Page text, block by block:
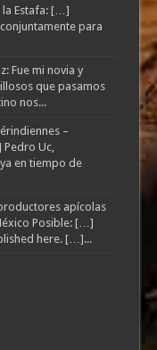
la Estafa: […]
para
Fue mi novia y
que pasamos
nos...
–
Uc,
en tiempo de
apícolas
Posible: […]
here. […]...